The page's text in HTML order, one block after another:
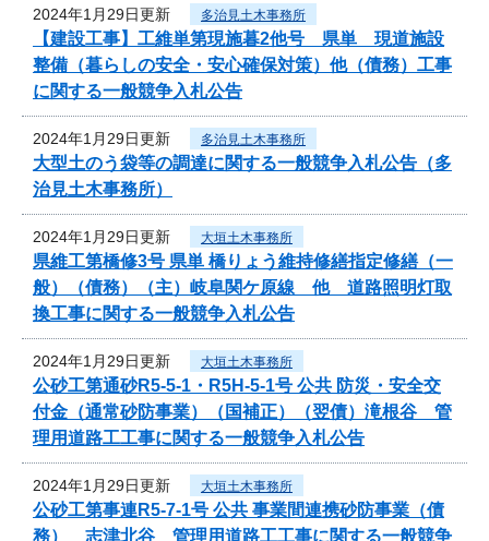
2024年1月29日更新 多治見土木事務所
【建設工事】工維単第現施暮2他号 県単 現道施設
整備（暮らしの安全・安心確保対策）他（債務）工事
に関する一般競争入札公告
2024年1月29日更新 多治見土木事務所
大型土のう袋等の調達に関する一般競争入札公告（多
治見土木事務所）
2024年1月29日更新 大垣土木事務所
県維工第橋修3号 県単 橋りょう維持修繕指定修繕（一
般）（債務）（主）岐阜関ケ原線 他 道路照明灯取
換工事に関する一般競争入札公告
2024年1月29日更新 大垣土木事務所
公砂工第通砂R5-5-1・R5H-5-1号 公共 防災・安全交
付金（通常砂防事業）（国補正）（翌債）滝根谷 管
理用道路工工事に関する一般競争入札公告
2024年1月29日更新 大垣土木事務所
公砂工第事連R5-7-1号 公共 事業間連携砂防事業（債
務） 志津北谷 管理用道路工工事に関する一般競争